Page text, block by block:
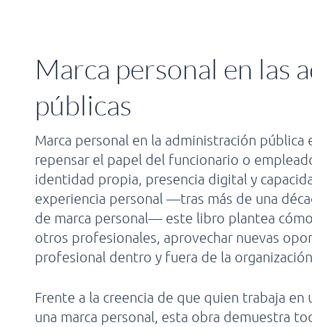
Marca personal en las
públicas
Marca personal en la administración pública
repensar el papel del funcionario o
identidad propia, presencia digital y
experiencia personal —tras más de una
de marca personal— este libro plantea
otros profesionales, aprovechar nuevas
profesional dentro y fuera de la
Frente a la creencia de que quien trabaja
una marca personal, esta obra demuestra